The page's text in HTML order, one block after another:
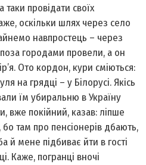
провiдати своїх
оскільки шлях через село
навпростець – через
городами провели, а он
Ото кордон, кури смiються:
на грядцi – у Бiлорусi. Якiсь
їм убиральню в Україну
вже покiйний, казав: лiпше
бо там про пенсiонерiв дбають,
й мене пiдбиває йти в гості
Каже, погранцi вночi